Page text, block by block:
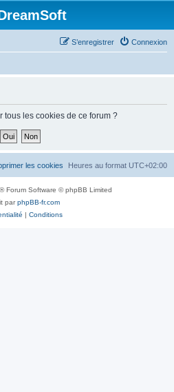
Connexion
S’enregistrer
tous les cookies de ce forum ?
Heures au format UTC+02:00
les cookies
® Forum Software © phpBB Limited
parphpBB-fr.com
| Conditions